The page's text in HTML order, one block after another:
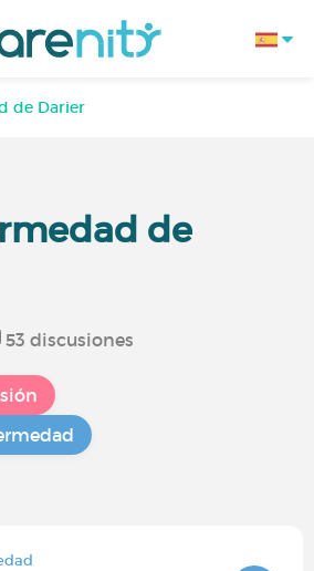
de Darier
de
53 discusiones